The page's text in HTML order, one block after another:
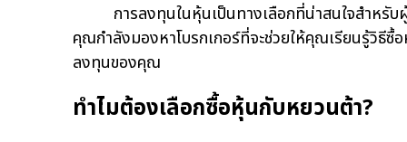
การลงทุนในหุ้นเป็นทางเลือกที่น่าสนใจสำหรับผู้
คุณกำลังมองหาโบรกเกอร์ที่จะช่วยให้คุณเรียนรู้วิธี
ลงทุนของคุณ
ทำไมต้องเลือกซื้อหุ้นกับหยวนต้า?